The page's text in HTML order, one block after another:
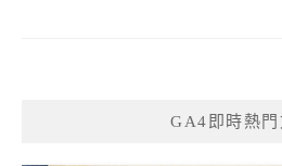
GA4即時熱門